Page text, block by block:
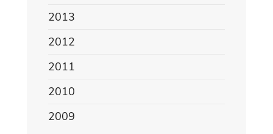
2013
2012
2011
2010
2009